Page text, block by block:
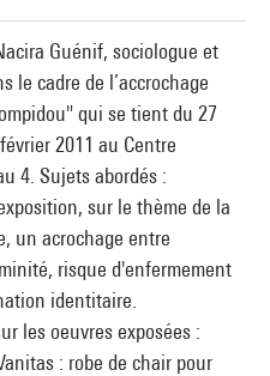
Guénif, sociologue et
le cadre de l’accrochage
qui se tient du 27
2011 au Centre
4. Sujets abordés :
sur le thème de la
un acrochage entre
risque d'enfermement
identitaire.
les oeuvres exposées :
: robe de chair pour